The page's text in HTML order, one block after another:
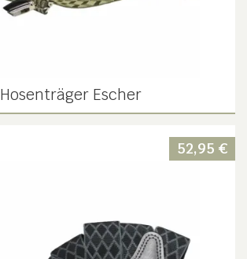
Hosenträger Escher
52,95 €